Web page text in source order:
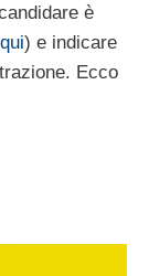
è
qui) e indicare
Ecco